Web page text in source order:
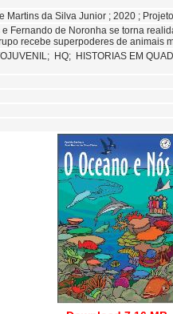
Martins da Silva Junior ; 2020 ;
Fernando de Noronha se torna
recebe superpoderes de animais
HQ; HISTORIAS EM